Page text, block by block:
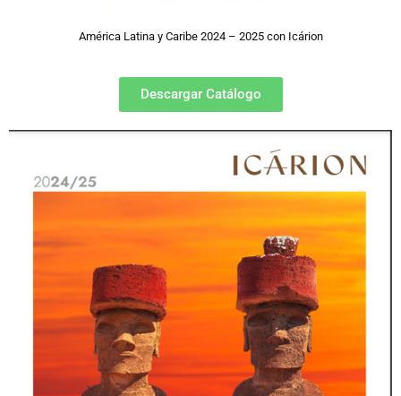
América Latina y Caribe 2024 – 2025 con Icárion
Descargar Catálogo